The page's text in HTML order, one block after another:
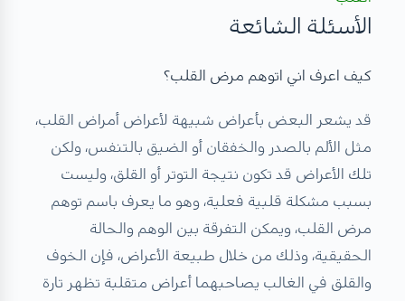
الأسئلة الشائعة
كيف اعرف اني اتوهم مرض القلب؟
قد يشعر البعض بأعراض شبيهة لأعراض أمراض القلب،
مثل الألم بالصدر والخفقان أو الضيق بالتنفس، ولكن
تلك الأعراض قد تكون نتيجة التوتر أو القلق، وليست
بسبب مشكلة قلبية فعلية، وهو ما يعرف باسم توهم
مرض القلب، ويمكن التفرقة بين الوهم والحالة
الحقيقية، وذلك من خلال طبيعة الأعراض، فإن الخوف
والقلق في الغالب يصاحبهما أعراض متقلبة تظهر تارة